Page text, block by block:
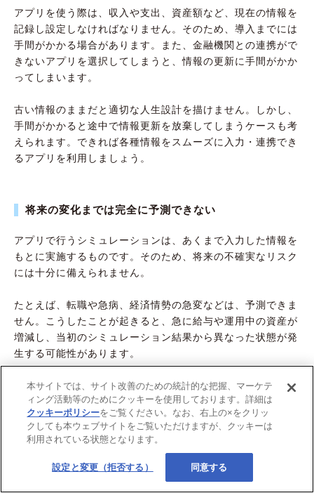
アプリを使う際は、収入や支出、資産額など、現在の情報を
記録し設定しなければなりません。そのため、導入までには
手間がかかる場合があります。また、金融機関との連携がで
きないアプリを選択してしまうと、情報の更新に手間がかか
ってしまいます。
古い情報のままだと適切な人生設計を描けません。しかし、
手間がかかると途中で情報更新を放棄してしまうケースも考
えられます。できれば各種情報をスムーズに入力・連携でき
るアプリを利用しましょう。
将来の変化までは完全に予測できない
アプリで行うシミュレーションは、あくまで入力した情報を
もとに実施するものです。そのため、将来の不確実なリスク
には十分に備えられません。
たとえば、転職や急病、経済情勢の急変などは、予測できま
せん。こうしたことが起きると、急に給与や運用中の資産が
増減し、当初のシミュレーション結果から異なった状態が発
生する可能性があります。
シミュレーションはあくまでライフプランや人生設計をつく
る際の参考として考えておき、実際の人生設計はシミュレー
ションどおりにはいかない可能性があることをおさえておく
とよいです。
保険・資産形成など一部の専門的な判断は相談が必要
本サイトでは、サイト改善のための統計的な把握、マーケテ
ィング活動等のためにクッキーを使用しております。詳細は
クッキーポリシーをご覧ください。なお、右上の×をクリッ
クしても本ウェブサイトをご覧いただけますが、クッキーは
利用されている状態となります。
設定と変更（拒否する） 同意する